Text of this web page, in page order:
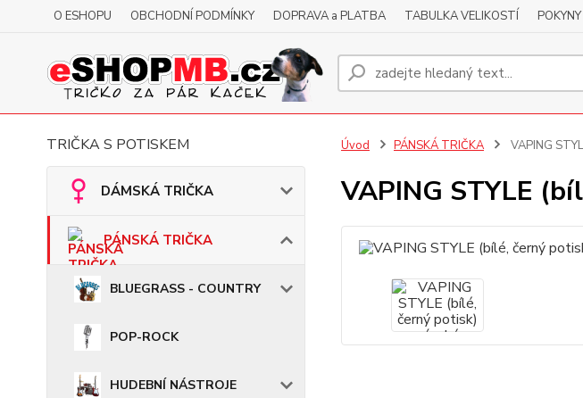
O ESHOPU OBCHODNÍ PODMÍNKY DOPRAVA a PLATBA TABULKA VELIKOSTÍ
TRIČKA S POTISKEM
DÁMSKÁ TRIČKA
PÁNSKÁ TRIČKA
BLUEGRASS - COUNTRY
POP-ROCK
HUDEBNÍ NÁSTROJE
Úvod PÁNSKÁ TRIČKA VAPING
VAPING STYLE